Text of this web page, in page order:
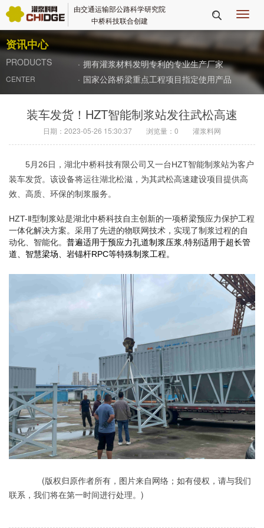
切
换
航

由交通运输部公路科学研究院
中桥科技联合创建
资讯中心
PRODUCTS
CENTER
· 拥有灌浆材料发明专利的专业生产厂家
· 国家公路桥梁重点工程项目指定使用产品
装车发货！HZT智能制浆站发往武松高速
日期：2023-05-26 15:30:37 浏览量： 0 灌浆料网
5月26日，湖北中桥科技有限公司又一台HZT智能制浆站为客户
装车发货。该设备将运往湖北松滋，为其武松高速建设项目提供高
效、高质、环保的制浆服务。
HZT-Ⅱ型制浆站是湖北中桥科技自主创新的一项桥梁预应力保护工程
一体化解决方案。采用了先进的物联网技术，实现了制浆过程的自
动化、智能化。 普遍适用于预应力孔道制浆压浆,特别适用于超长管
道、智慧梁场、岩锚杆RPC等特殊制浆工程。
(版权归原作者所有，图片来自网络；如有侵权，请与我们
联系，我们将在第一时间进行处理。)